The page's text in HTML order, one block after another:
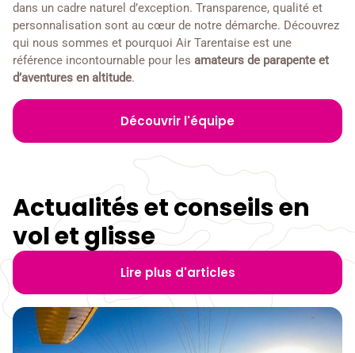
dans un cadre naturel d’exception. Transparence, qualité et
personnalisation sont au cœur de notre démarche. Découvrez
qui nous sommes et pourquoi Air Tarentaise est une
référence incontournable pour les amateurs de parapente et
d’aventures en altitude.
Découvrir l'équipe
Actualités et conseils en
vol et glisse
Lire plus d'articles